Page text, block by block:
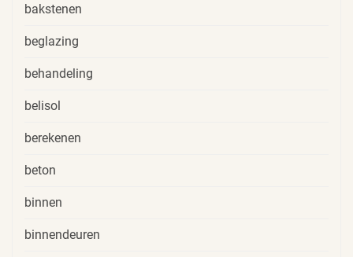
bakstenen
beglazing
behandeling
belisol
berekenen
beton
binnen
binnendeuren